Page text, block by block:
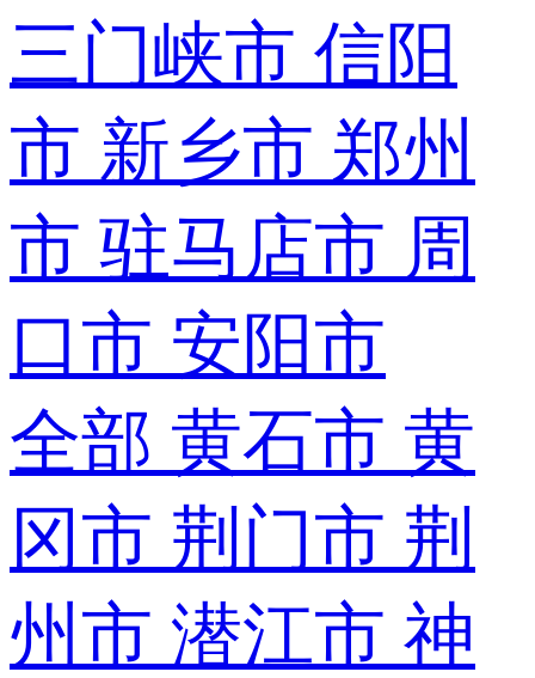
三门峡市 信阳
市 新乡市 郑州
市 驻马店市 周
口市 安阳市
全部 黄石市 黄
冈市 荆门市 荆
州市 潜江市 神